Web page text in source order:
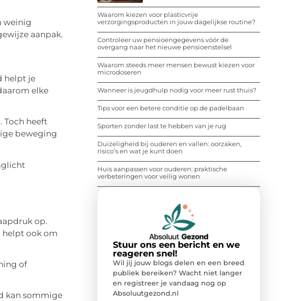
weinig
aanpak.
helpt je
elke
Toch heeft
beweging
op.
helpt ook om
of
kan sommige
Waarom kiezen voor plasticvrije
verzorgingsproducten in jouw dagelijkse routine?
Controleer uw pensioengegevens vóór de
overgang naar het nieuwe pensioenstelsel
Waarom steeds meer mensen bewust kiezen voor
microdoseren
Wanneer is jeugdhulp nodig voor meer rust thuis?
Tips voor een betere conditie op de padelbaan
Sporten zonder last te hebben van je rug
Duizeligheid bij ouderen en vallen: oorzaken,
risico’s en wat je kunt doen
Huis aanpassen voor ouderen: praktische
verbeteringen voor veilig wonen
Stuur ons een bericht en we
reageren snel!
Wil jij jouw blogs delen en een breed
publiek bereiken? Wacht niet langer
en registreer je vandaag nog op
Absoluutgezond.nl